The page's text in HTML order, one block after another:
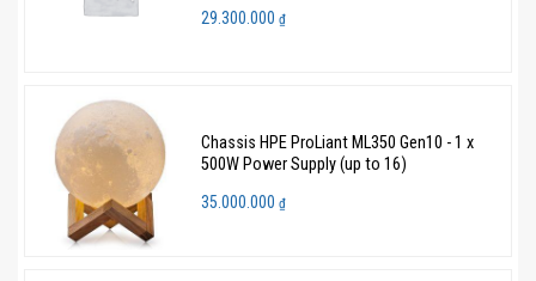
29.300.000 ₫
Chassis HPE ProLiant ML350 Gen10 - 1 x
500W Power Supply (up to 16)
35.000.000 ₫